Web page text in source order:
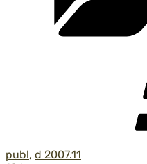
publ, d 2007.11